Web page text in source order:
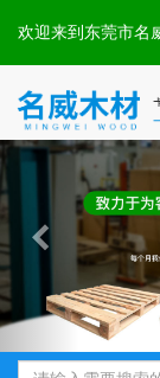
欢迎来到东莞市名